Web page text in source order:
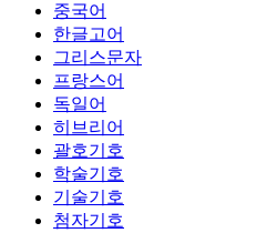
중국어
한글고어
그리스문자
프랑스어
독일어
히브리어
괄호기호
학술기호
기술기호
첨자기호